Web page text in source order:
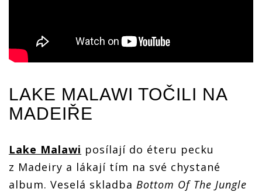
LAKE MALAWI TOČILI NA
MADEIŘE
Lake Malawi posílají do éteru pecku
z Madeiry a lákají tím na své chystané
album. Veselá skladba Bottom Of The Jungle